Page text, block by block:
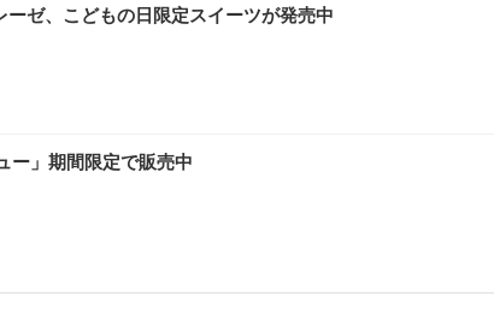
ゼ、こどもの日限定スイーツが発売中
ー」期間限定で販売中